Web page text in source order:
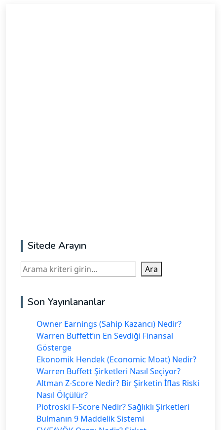
Sitede Arayın
Ara Ara
Son Yayınlananlar
Owner Earnings (Sahip Kazancı) Nedir?
Warren Buffett’ın En Sevdiği Finansal
Gösterge
Ekonomik Hendek (Economic Moat) Nedir?
Warren Buffett Şirketleri Nasıl Seçiyor?
Altman Z-Score Nedir? Bir Şirketin İflas Riski
Nasıl Ölçülür?
Piotroski F-Score Nedir? Sağlıklı Şirketleri
Bulmanın 9 Maddelik Sistemi